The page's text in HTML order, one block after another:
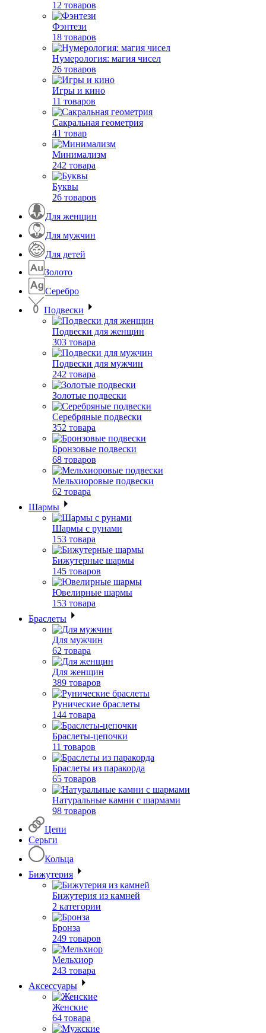
12 товаров
Фэнтези
18 товаров
Нумерология: магия чисел
26 товаров
Игры и кино
11 товаров
Сакральная геометрия
41 товар
Минимализм
242 товара
Буквы
26 товаров
Для женщин
Для мужчин
Для детей
Золото
Серебро
Подвески
Подвески для женщин
303 товара
Подвески для мужчин
242 товара
Золотые подвески
Серебряные подвески
352 товара
Бронзовые подвески
68 товаров
Мельхиоровые подвески
62 товара
Шармы
Шармы с рунами
153 товара
Бижутерные шармы
145 товаров
Ювелирные шармы
153 товара
Браслеты
Для мужчин
62 товара
Для женщин
389 товаров
Рунические браслеты
144 товара
Браслеты-цепочки
11 товаров
Браслеты из паракорда
65 товаров
Натуральные камни с шармами
98 товаров
Цепи
Серьги
Кольца
Бижутерия
Бижутерия из камней
2 категории
Бронза
249 товаров
Мельхиор
243 товара
Аксессуары
Женские
64 товара